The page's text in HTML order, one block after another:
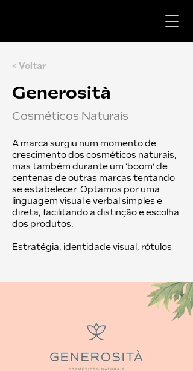
< Voltar
Generosità
Cosméticos Naturais
A marca surgiu num momento de
crescimento dos cosméticos naturais,
mas também durante um ‘boom’ de
centenas de outras marcas tentando
se estabelecer. Optamos por uma
linguagem visual e verbal simples e
direta, facilitando a distinção e escolha
dos produtos.
Estratégia, identidade visual, rótulos